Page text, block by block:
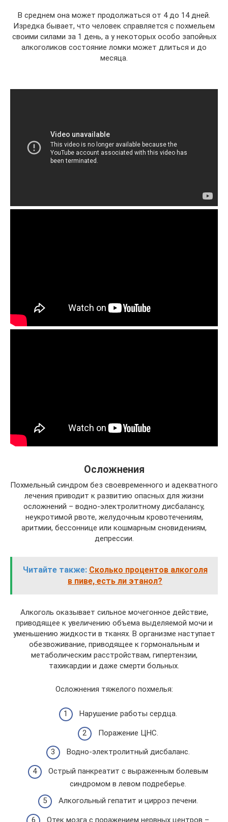
В среднем она может продолжаться от 4 до 14 дней.
Изредка бывает, что человек справляется с похмельем
своими силами за 1 день, а у некоторых особо запойных
алкоголиков состояние ломки может длиться и до
месяца.
Осложнения
Похмельный синдром без своевременного и адекватного
лечения приводит к развитию опасных для жизни
осложнений – водно-электролитному дисбалансу,
неукротимой рвоте, желудочным кровотечениям,
аритмии, бессоннице или кошмарным сновидениям,
депрессии.
Читайте также: Сколько процентов алкоголя
в пиве, есть ли этанол?
Алкоголь оказывает сильное мочегонное действие,
приводящее к увеличению объема выделяемой мочи и
уменьшению жидкости в тканях. В организме наступает
обезвоживание, приводящее к гормональным и
метаболическим расстройствам, гипертензии,
тахикардии и даже смерти больных.
Осложнения тяжелого похмелья:
Нарушение работы сердца.
Поражение ЦНС.
Водно-электролитный дисбаланс.
Острый панкреатит с выраженным болевым
синдромом в левом подреберье.
Алкогольный гепатит и цирроз печени.
Отек мозга с поражением нервных центров –